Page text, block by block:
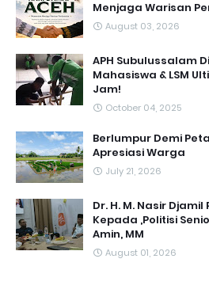
Menjaga Warisan
August 03, 2026
APH Subulussalam
Mahasiswa & LSM
Jam!
October 04, 2025
Berlumpur Demi
Apresiasi Warga
July 21, 2026
Dr. H. M. Nasir
Kepada ,Politisi
Amin, MM
August 01, 2026